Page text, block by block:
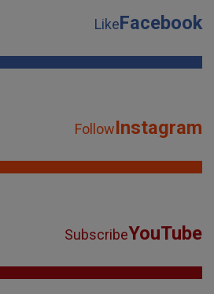
LikeFacebook
FollowInstagram
SubscribeYouTube